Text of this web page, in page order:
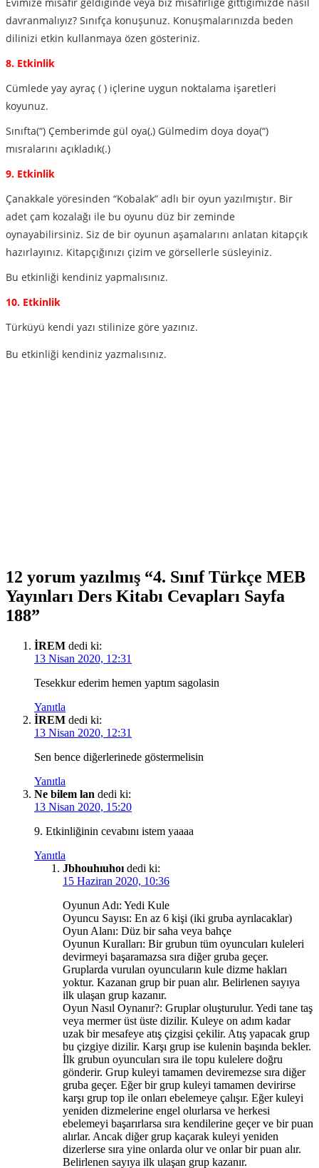
davranmalıyız? Sınıfça konuşunuz. Konuşmalarınızda beden
dilinizi etkin kullanmaya özen gösteriniz.
8. Etkinlik
Cümlede yay ayraç ( ) içlerine uygun noktalama işaretleri
koyunuz.
Sınıfta(“) Çemberimde gül oya(,) Gülmedim doya doya(“)
mısralarını açıkladık(.)
9. Etkinlik
Çanakkale yöresinden “Kobalak” adlı bir oyun yazılmıştır. Bir
adet çam kozalağı ile bu oyunu düz bir zeminde
oynayabilirsiniz. Siz de bir oyunun aşamalarını anlatan kitapçık
hazırlayınız. Kitapçığınızı çizim ve görsellerle süsleyiniz.
Bu etkinliği kendiniz yapmalısınız.
10. Etkinlik
Türküyü kendi yazı stilinize göre yazınız.
Bu etkinliği kendiniz yazmalısınız.
12 yorum yazılmış “4. Sınıf Türkçe MEB
Yayınları Ders Kitabı Cevapları Sayfa
188”
İREM dedi ki:
13 Nisan 2020, 12:31
Tesekkur ederim hemen yaptım sagolasin
Yanıtla
İREM dedi ki:
13 Nisan 2020, 12:31
Sen bence diğerlerinede göstermelisin
Yanıtla
Ne bilem lan dedi ki:
13 Nisan 2020, 15:20
9. Etkinliğinin cevabını istem yaaaa
Yanıtla
Jbhouhıuhoı dedi ki:
15 Haziran 2020, 10:36
Oyunun Adı: Yedi Kule
Oyuncu Sayısı: En az 6 kişi (iki gruba ayrılacaklar)
Oyun Alanı: Düz bir saha veya bahçe
Oyunun Kuralları: Bir grubun tüm oyuncuları kuleleri
devirmeyi başaramazsa sıra diğer gruba geçer.
Gruplarda vurulan oyuncuların kule dizme hakları
yoktur. Kazanan grup bir puan alır. Belirlenen sayıya
ilk ulaşan grup kazanır.
Oyun Nasıl Oynanır?: Gruplar oluşturulur. Yedi tane taş
veya mermer üst üste dizilir. Kuleye on adım kadar
uzak bir mesafeye atış çizgisi çekilir. Atış yapacak grup
bu çizgiye dizilir. Karşı grup ise kulenin başında bekler.
İlk grubun oyuncuları sıra ile topu kulelere doğru
gönderir. Grup kuleyi tamamen deviremezse sıra diğer
gruba geçer. Eğer bir grup kuleyi tamamen devirirse
karşı grup top ile onları ebelemeye çalışır. Eğer kuleyi
yeniden dizmelerine engel olurlarsa ve herkesi
ebelemeyi başarırlarsa sıra kendilerine geçer ve bir puan
alırlar. Ancak diğer grup kaçarak kuleyi yeniden
dizerlerse sıra yine onlarda olur ve onlar bir puan alır.
Belirlenen sayıya ilk ulaşan grup kazanır.